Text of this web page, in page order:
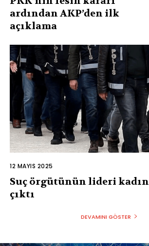
ardından AKP’den ilk
açıklama
12 MAYIS 2025
Suç örgütünün lideri kadın
çıktı
DEVAMINI GÖSTER